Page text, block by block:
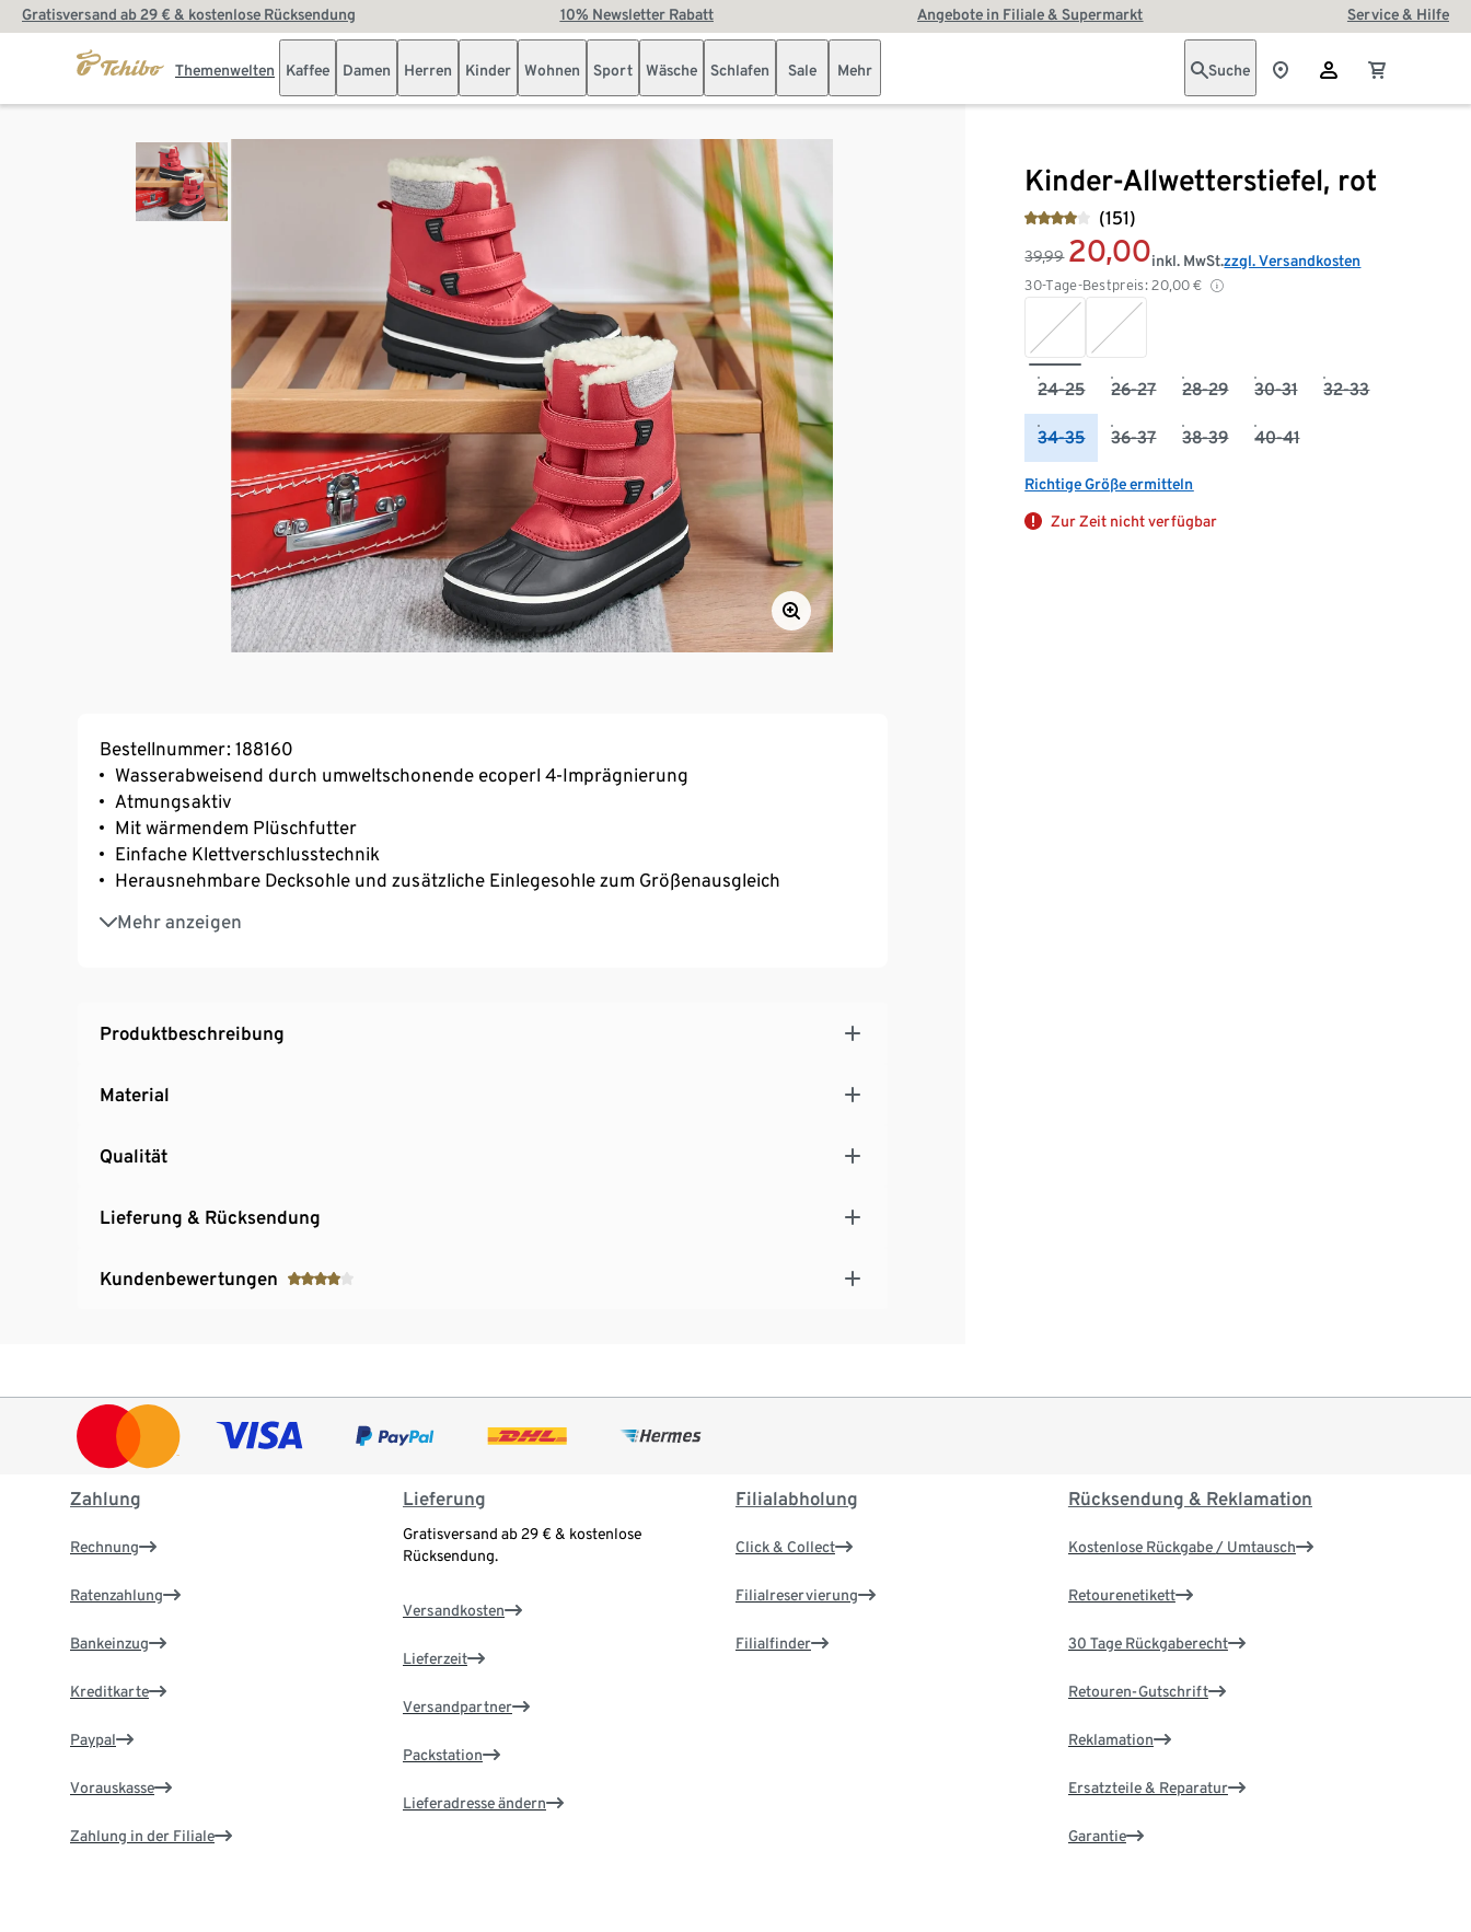
Gratisversand ab 29 € & kostenlose Rücksendung 10% Newsletter Rabatt Angebote in Filiale & Supermarkt Service & Hilfe
Themenwelten Kaffee Damen Herren Kinder Wohnen Sport Wäsche Schlafen Sale Mehr Suche
Kinder-Allwetterstiefel, rot
(151)
39,99 20,00
30-Tage-Bestpreis: 20,00 €
inkl. MwSt.zzgl. Versandkosten
24-25 26-27 28-29 30-31 32-33
34-35 36-37 38-39 40-41
Richtige Größe ermitteln
Zur Zeit nicht verfügbar
Bestellnummer: 188160
Wasserabweisend durch umweltschonende ecoperl 4-Imprägnierung
Atmungsaktiv
Mit wärmendem Plüschfutter
Einfache Klettverschlusstechnik
Herausnehmbare Decksohle und zusätzliche Einlegesohle zum Größenausgleich
Mehr anzeigen
Zusätzlich wasserabweisend durch eingearbeitete Membran
Rutschhemmende Profil-Laufsohle
Produktbeschreibung
Material
Qualität
Lieferung & Rücksendung
Kundenbewertungen
Zahlung
Rechnung
Ratenzahlung
Bankeinzug
Kreditkarte
Paypal
Vorauskasse
Zahlung in der Filiale
Lieferung
Gratisversand ab 29 € & kostenlose
Rücksendung.
Versandkosten
Lieferzeit
Versandpartner
Packstation
Lieferadresse ändern
Filialabholung
Click & Collect
Filialreservierung
Filialfinder
Rücksendung & Reklamation
Kostenlose Rückgabe / Umtausch
Retourenetikett
30 Tage Rückgaberecht
Retouren-Gutschrift
Reklamation
Ersatzteile & Reparatur
Garantie